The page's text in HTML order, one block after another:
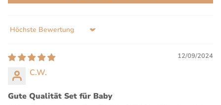
Sort by
12/09/2024
C.W.
Gute Qualität Set für Baby